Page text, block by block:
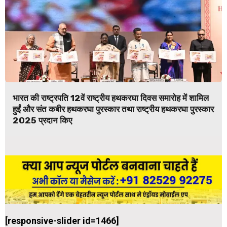
भारत की राष्ट्रपति 12वें राष्ट्रीय हथकरघा दिवस समारोह में शामिल
हुईं और संत कबीर हथकरघा पुरस्कार तथा राष्ट्रीय हथकरघा पुरस्कार
2025 प्रदान किए
[responsive-slider id=1466]